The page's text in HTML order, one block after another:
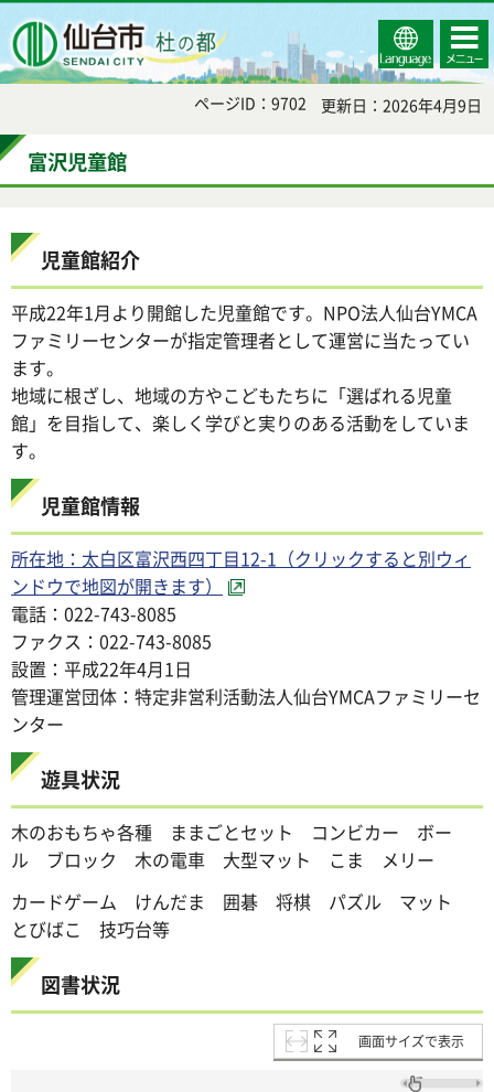
Select
Language
コンテ
ンツメ
ニュー
ページID：9702 更新日：2026年4月9日
富沢児童館
児童館紹介
平成22年1月より開館した児童館です。NPO法人仙台YMCA
ファミリーセンターが指定管理者として運営に当たってい
ます。
地域に根ざし、地域の方やこどもたちに「選ばれる児童
館」を目指して、楽しく学びと実りのある活動をしていま
す。
児童館情報
所在地：太白区富沢西四丁目12-1（クリックすると別ウィ
ンドウで地図が開きます）
電話：022-743-8085
ファクス：022-743-8085
設置：平成22年4月1日
管理運営団体：特定非営利活動法人仙台YMCAファミリーセ
ンター
遊具状況
木のおもちゃ各種 ままごとセット コンビカー ボー
ル ブロック 木の電車 大型マット こま メリー
カードゲーム けんだま 囲碁 将棋 パズル マット
とびばこ 技巧台等
図書状況
画面サイズで表示